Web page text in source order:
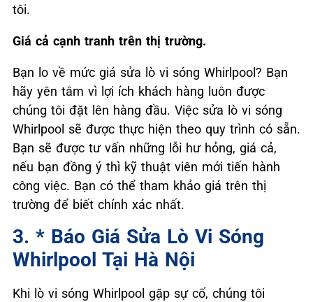
tôi.
Giá cả cạnh tranh trên thị trường.
Bạn lo về mức giá sửa lò vi sóng Whirlpool? Bạn
hãy yên tâm vì lợi ích khách hàng luôn được
chúng tôi đặt lên hàng đầu. Việc sửa lò vi sóng
Whirlpool sẽ được thực hiện theo quy trình có sẵn.
Bạn sẽ được tư vấn những lỗi hư hỏng, giá cả,
nếu bạn đồng ý thì kỹ thuật viên mới tiến hành
công việc. Bạn có thể tham khảo giá trên thị
trường để biết chính xác nhất.
3. * Báo Giá Sửa Lò Vi Sóng
Whirlpool Tại Hà Nội
Khi lò vi sóng Whirlpool gặp sự cố, chúng tôi